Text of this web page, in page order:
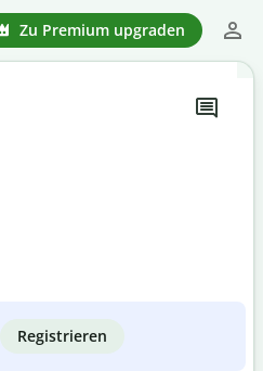
Zu Premium upgraden
Registrieren